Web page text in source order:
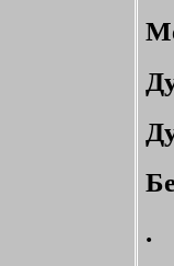
.